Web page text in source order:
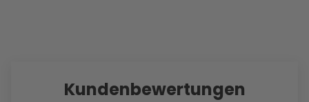
Kundenbewertungen